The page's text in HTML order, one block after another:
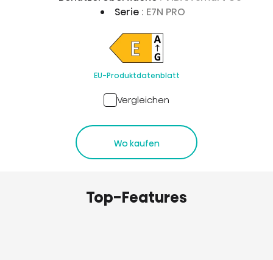
Serie : E7N PRO
EU-Produktdatenblatt
Vergleichen
Wo kaufen
Top-Features